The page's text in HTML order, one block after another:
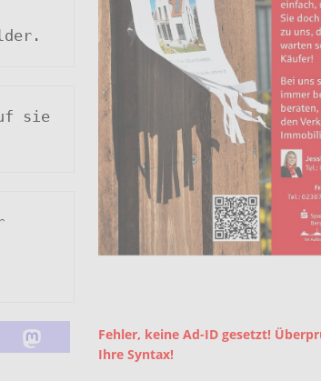
Fehler, keine Ad-ID gesetzt!
Ihre Syntax!